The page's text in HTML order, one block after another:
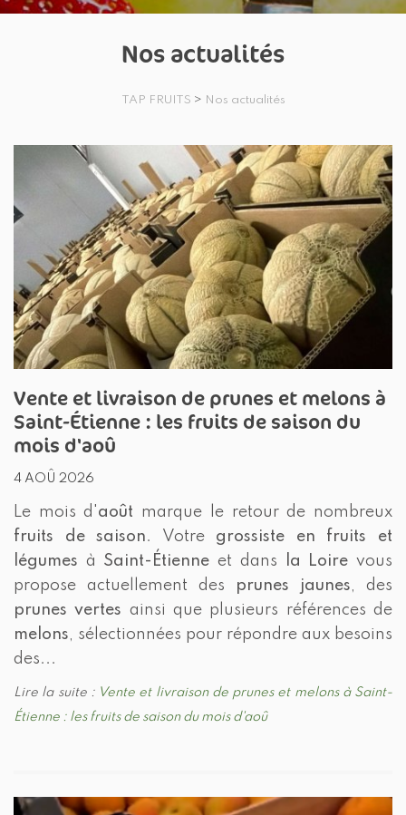
Nos actualités
TAP FRUITS > Nos actualités
Vente et livraison de prunes et melons à
Saint-Étienne : les fruits de saison du
mois d'aoû
4 AOÛ 2026
Le mois d'août marque le retour de nombreux
fruits de saison. Votre grossiste en fruits et
légumes à Saint-Étienne et dans la Loire vous
propose actuellement des
prunes jaunes, des
prunes vertes ainsi que plusieurs références de
melons, sélectionnées pour répondre aux besoins
des...
Lire la suite : Vente et livraison de prunes et melons à Saint-
Étienne : les fruits de saison du mois d'aoû